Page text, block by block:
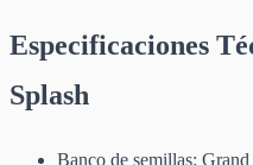
Especificaciones
Splash
Banco de semillas: